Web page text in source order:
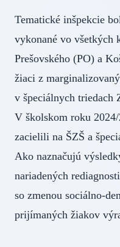
Tematické inšpekcie
vykonané vo všetkých
Prešovského (PO) a
žiaci z
v špeciálnych triedach
V školskom roku
zacielili na ŠZŠ a
Ako naznačujú
nariadených
so zmenou sociálno-
prijímaných žiakov